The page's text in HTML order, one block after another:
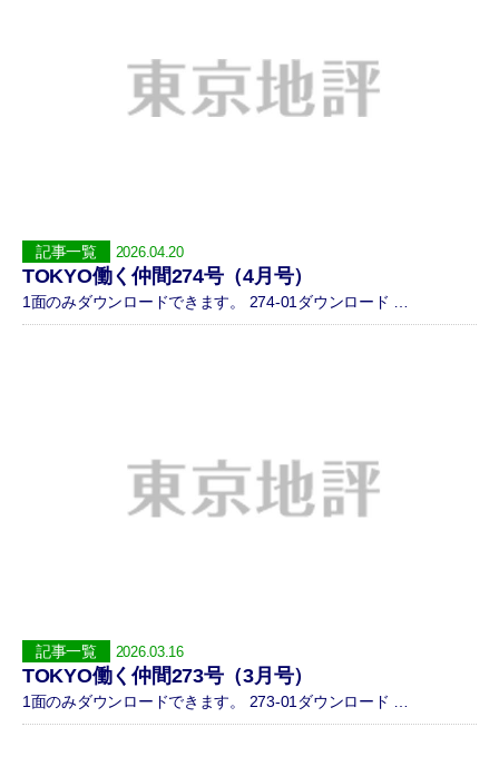
記事一覧 2026.04.20
TOKYO働く仲間274号（4月号）
1面のみダウンロードできます。 274-01ダウンロード …
記事一覧 2026.03.16
TOKYO働く仲間273号（3月号）
1面のみダウンロードできます。 273-01ダウンロード …